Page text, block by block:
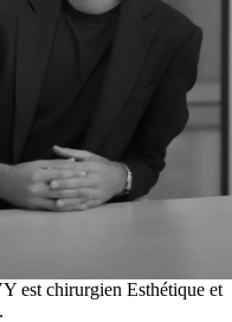
est chirurgien Esthétique et